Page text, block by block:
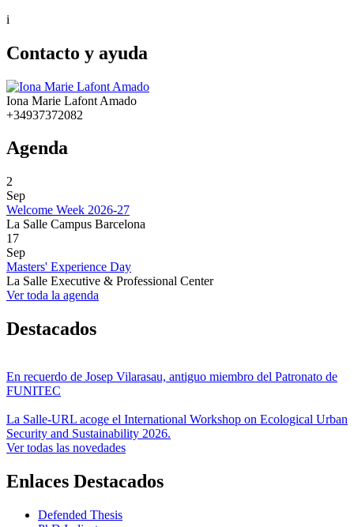
i
Contacto y ayuda
Iona Marie Lafont Amado
+34937372082
Agenda
2
Sep
Welcome Week 2026-27
La Salle Campus Barcelona
17
Sep
Masters' Experience Day
La Salle Executive & Professional Center
Ver toda la agenda
Destacados
En recuerdo de Josep Vilarasau, antiguo miembro del Patronato de
FUNITEC
La Salle-URL acoge el International Workshop on Ecological Urban
Security and Sustainability 2026.
Ver todas las novedades
Enlaces Destacados
Defended Thesis